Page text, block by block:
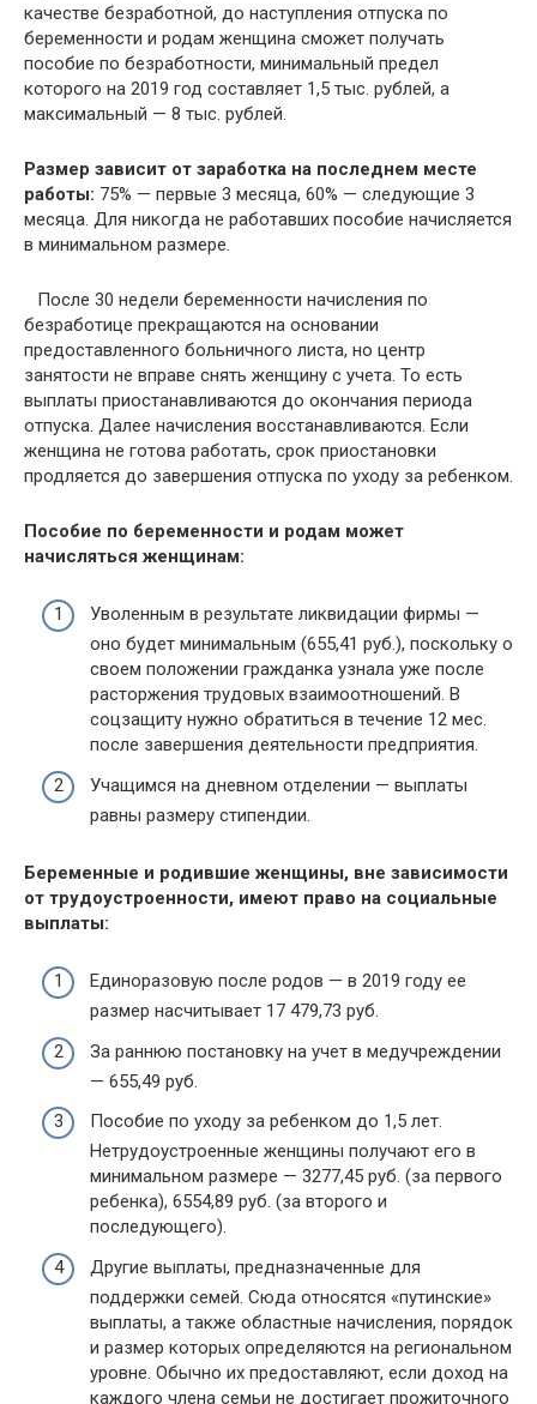
качестве безработной, до наступления отпуска по
беременности и родам женщина сможет получать
пособие по безработности, минимальный предел
которого на 2019 год составляет 1,5 тыс. рублей, а
максимальный — 8 тыс. рублей.
Размер зависит от заработка на последнем месте
работы: 75% — первые 3 месяца, 60% — следующие 3
месяца. Для никогда не работавших пособие начисляется
в минимальном размере.
После 30 недели беременности начисления по
безработице прекращаются на основании
предоставленного больничного листа, но центр
занятости не вправе снять женщину с учета. То есть
выплаты приостанавливаются до окончания периода
отпуска. Далее начисления восстанавливаются. Если
женщина не готова работать, срок приостановки
продляется до завершения отпуска по уходу за ребенком.
Пособие по беременности и родам может
начисляться женщинам:
Уволенным в результате ликвидации фирмы —
оно будет минимальным (655,41 руб.), поскольку о
своем положении гражданка узнала уже после
расторжения трудовых взаимоотношений. В
соцзащиту нужно обратиться в течение 12 мес.
после завершения деятельности предприятия.
Учащимся на дневном отделении — выплаты
равны размеру стипендии.
Беременные и родившие женщины, вне зависимости
от трудоустроенности, имеют право на социальные
выплаты:
Единоразовую после родов — в 2019 году ее
размер насчитывает 17 479,73 руб.
За раннюю постановку на учет в медучреждении
— 655,49 руб.
Пособие по уходу за ребенком до 1,5 лет.
Нетрудоустроенные женщины получают его в
минимальном размере — 3277,45 руб. (за первого
ребенка), 6554,89 руб. (за второго и
последующего).
Другие выплаты, предназначенные для
поддержки семей. Сюда относятся «путинские»
выплаты, а также областные начисления, порядок
и размер которых определяются на региональном
уровне. Обычно их предоставляют, если доход на
каждого члена семьи не достигает прожиточного